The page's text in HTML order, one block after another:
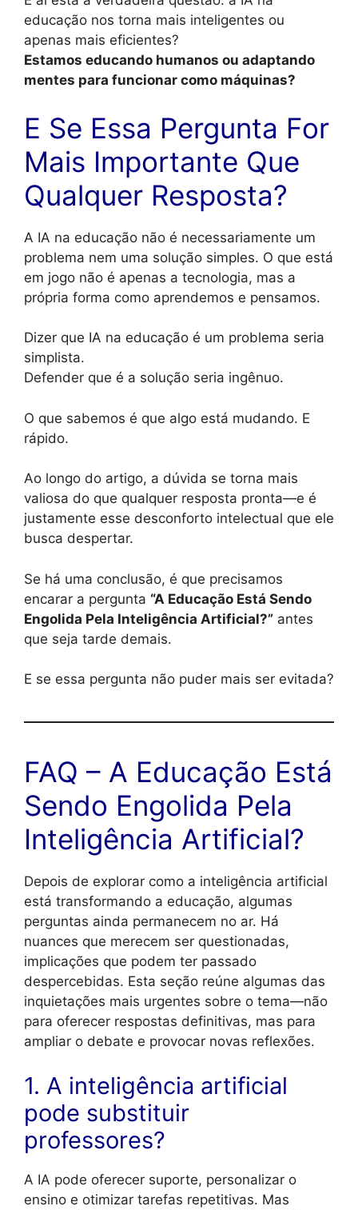
educação nos torna mais inteligentes ou
apenas mais eficientes?
Estamos educando humanos ou adaptando
mentes para funcionar como máquinas?
E Se Essa Pergunta For
Mais Importante Que
Qualquer Resposta?
A IA na educação não é necessariamente um
problema nem uma solução simples. O que está
em jogo não é apenas a tecnologia, mas a
própria forma como aprendemos e pensamos.
Dizer que IA na educação é um problema seria
simplista.
Defender que é a solução seria ingênuo.
O que sabemos é que algo está mudando. E
rápido.
Ao longo do artigo, a dúvida se torna mais
valiosa do que qualquer resposta pronta—e é
justamente esse desconforto intelectual que ele
busca despertar.
Se há uma conclusão, é que precisamos
encarar a pergunta “A Educação Está Sendo
Engolida Pela Inteligência Artificial?” antes
que seja tarde demais.
E se essa pergunta não puder mais ser evitada?
FAQ – A Educação Está
Sendo Engolida Pela
Inteligência Artificial?
Depois de explorar como a inteligência artificial
está transformando a educação, algumas
perguntas ainda permanecem no ar. Há
nuances que merecem ser questionadas,
implicações que podem ter passado
despercebidas. Esta seção reúne algumas das
inquietações mais urgentes sobre o tema—não
para oferecer respostas definitivas, mas para
ampliar o debate e provocar novas reflexões.
1. A inteligência artificial
pode substituir
professores?
A IA pode oferecer suporte, personalizar o
ensino e otimizar tarefas repetitivas. Mas